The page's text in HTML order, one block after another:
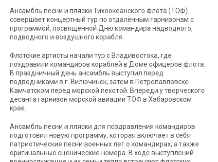
Ансамбль песни и пляски Тихоокеанского флота (ТОФ)
совершает концертный тур по отдалённым гарнизонам с
программой, посвященной Дню командира надводного,
подводного и воздушного корабля.
Флотские артисты начали тур с Владивостока, где
поздравили командиров кораблей в Доме офицеров флота.
В праздничный день ансамбль выступил перед
подводниками в г. Вилючинск, затем в Петропавловске-
Камчатском перед морской пехотой. Впереди у творческого
десанта гарнизон морской авиации ТОФ в Хабаровском
крае.
Ансамбль песни и пляски для поздравления командиров
подготовил новую программу, которая включает в себя
патриотические песни военных лет о командирах, а также
оригинальные сценические номера. В ходе выступлений